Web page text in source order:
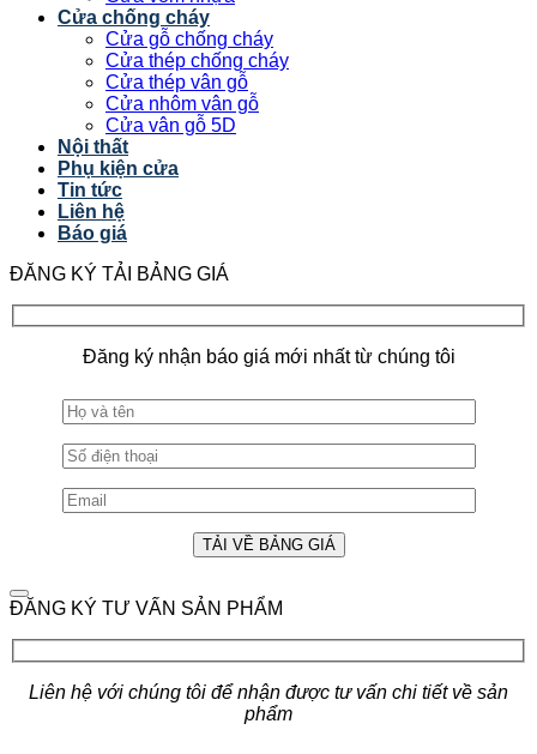
Cửa chống cháy
Cửa gỗ chống cháy
Cửa thép chống cháy
Cửa thép vân gỗ
Cửa nhôm vân gỗ
Cửa vân gỗ 5D
Nội thất
Phụ kiện cửa
Tin tức
Liên hệ
Báo giá
ĐĂNG KÝ TẢI BẢNG GIÁ
Đăng ký nhận báo giá mới nhất từ chúng tôi
ĐĂNG KÝ TƯ VẤN SẢN PHẨM
Liên hệ với chúng tôi để nhận được tư vấn chi tiết về sản
phẩm